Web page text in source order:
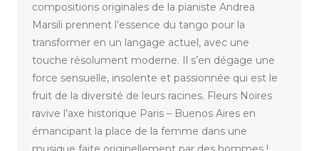
compositions originales de la pianiste Andrea
Marsili prennent l’essence du tango pour la
transformer en un langage actuel, avec une
touche résolument moderne. Il s’en dégage une
force sensuelle, insolente et passionnée qui est le
fruit de la diversité de leurs racines. Fleurs Noires
ravive l’axe historique Paris – Buenos Aires en
émancipant la place de la femme dans une